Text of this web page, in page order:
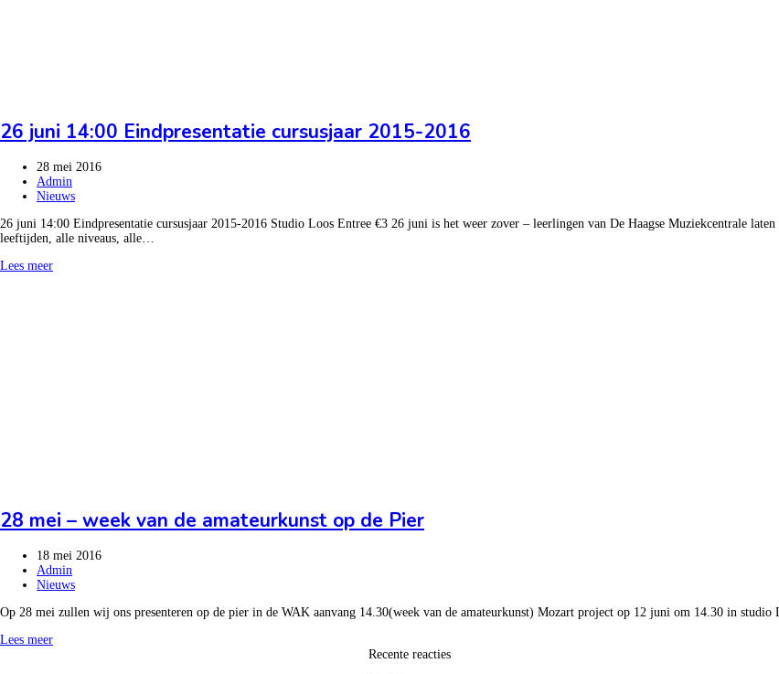
26 juni 14:00 Eindpresentatie cursusjaar 2015-2016
28 mei 2016
Admin
Nieuws
26 juni 14:00 Eindpresentatie cursusjaar 2015-2016 Studio Loos Entree €3 26 juni is het weer zover – leerlingen van De Haagse Muziekcentrale
leeftijden, alle niveaus, alle…
Lees meer
28 mei – week van de amateurkunst op de Pier
18 mei 2016
Admin
Nieuws
Op 28 mei zullen wij ons presenteren op de pier in de WAK aanvang 14.30(week van de amateurkunst) Mozart project op 12 juni om 14.30 in
Lees meer
Recente reacties